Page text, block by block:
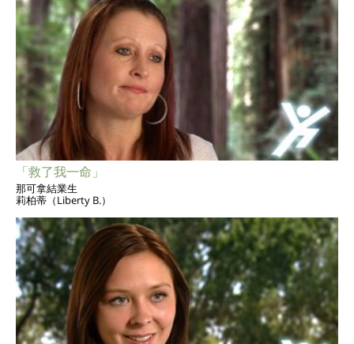
「救了我一命」
那可拿結業生
莉柏蒂（Liberty B.）